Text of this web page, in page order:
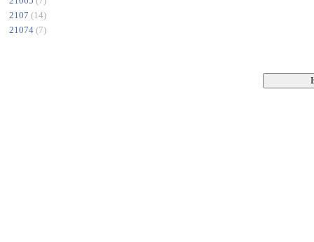
2107 (14)
21074 (7)